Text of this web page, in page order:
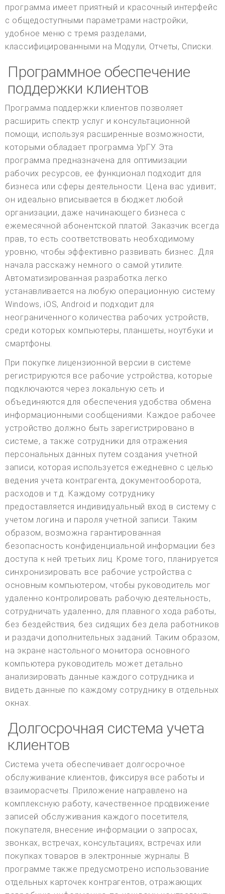
программа имеет приятный и красочный интерфейс
с общедоступными параметрами настройки,
удобное меню с тремя разделами,
классифицированными на Модули, Отчеты, Списки.
Программное обеспечение
поддержки клиентов
Программа поддержки клиентов позволяет
расширить спектр услуг и консультационной
помощи, используя расширенные возможности,
которыми обладает программа УрГУ. Эта
программа предназначена для оптимизации
рабочих ресурсов, ее функционал подходит для
бизнеса или сферы деятельности. Цена вас удивит;
он идеально вписывается в бюджет любой
организации, даже начинающего бизнеса с
ежемесячной абонентской платой. Заказчик всегда
прав, то есть соответствовать необходимому
уровню, чтобы эффективно развивать бизнес. Для
начала расскажу немного о самой утилите.
Автоматизированная разработка легко
устанавливается на любую операционную систему
Windows, iOS, Android и подходит для
неограниченного количества рабочих устройств,
среди которых компьютеры, планшеты, ноутбуки и
смартфоны.
При покупке лицензионной версии в системе
регистрируются все рабочие устройства, которые
подключаются через локальную сеть и
объединяются для обеспечения удобства обмена
информационными сообщениями. Каждое рабочее
устройство должно быть зарегистрировано в
системе, а также сотрудники для отражения
персональных данных путем создания учетной
записи, которая используется ежедневно с целью
ведения учета контрагента, документооборота,
расходов и т.д. Каждому сотруднику
предоставляется индивидуальный вход в систему с
учетом логина и пароля учетной записи. Таким
образом, возможна гарантированная
безопасность конфиденциальной информации без
доступа к ней третьих лиц. Кроме того, планируется
синхронизировать все рабочие устройства с
основным компьютером, чтобы руководитель мог
удаленно контролировать рабочую деятельность,
сотрудничать удаленно, для плавного хода работы,
без бездействия, без сидящих без дела работников
и раздачи дополнительных заданий. Таким образом,
на экране настольного монитора основного
компьютера руководитель может детально
анализировать данные каждого сотрудника и
видеть данные по каждому сотруднику в отдельных
окнах.
Долгосрочная система учета
клиентов
Система учета обеспечивает долгосрочное
обслуживание клиентов, фиксируя все работы и
взаиморасчеты. Приложение направлено на
комплексную работу, качественное продвижение
записей обслуживания каждого посетителя,
покупателя, внесение информации о запросах,
звонках, встречах, консультациях, встречах или
покупках товаров в электронные журналы. В
программе также предусмотрено использование
отдельных карточек контрагентов, отражающих